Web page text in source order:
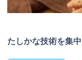
たしかな技術を集